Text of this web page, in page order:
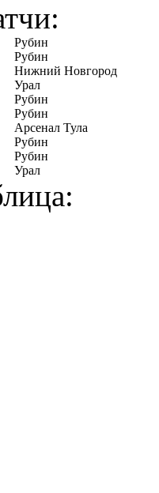
Рубин
Рубин
Нижний Новгород
Урал
Рубин
Рубин
Арсенал Тула
Рубин
Рубин
Урал